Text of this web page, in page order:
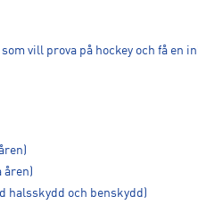
vill prova på hockey och få
åren)
halsskydd och benskydd)